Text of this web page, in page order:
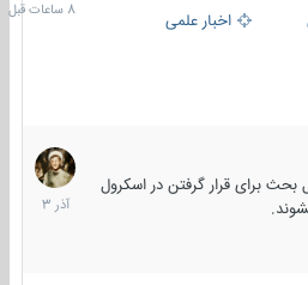
اخبار علمی
قبل
برای قرار گرفتن در اسکرول
7
آذر
1403